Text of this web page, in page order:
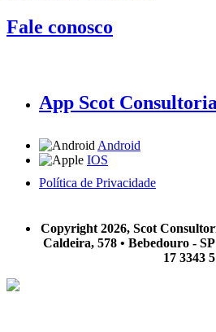
Fale conosco
App Scot Consultoria
Android
IOS
Política de Privacidade
Copyright 2026, Scot
Caldeira, 578 • Bebedouro -
17 3343